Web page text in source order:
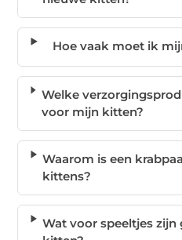
Hoe vaak moet ik
Welke
voor mijn kitten?
Waarom is een
kittens?
Wat voor speeltjes